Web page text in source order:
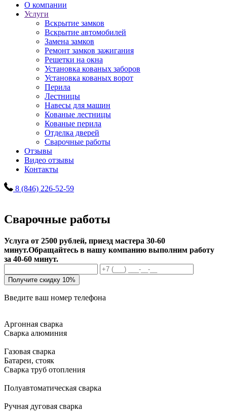
О компании
Услуги
Вскрытие замков
Вскрытие автомобилей
Замена замков
Ремонт замков зажигания
Решетки на окна
Установка кованых заборов
Установка кованых ворот
Перила
Лестницы
Навесы для машин
Кованые лестницы
Кованые перила
Отделка дверей
Сварочные работы
Отзывы
Видео отзывы
Контакты
8 (846) 226-52-59
Сварочные работы
Услуга от 2500 рублей, приезд мастера 30-60
минут.Обращайтесь в нашу компанию выполним работу
за 40-60 минут.
Получите скидку 10%
Введите ваш номер телефона
Аргонная сварка
Сварка алюминия
Газовая сварка
Батареи, стояк
Сварка труб отопления
Полуавтоматическая сварка
Ручная дуговая сварка